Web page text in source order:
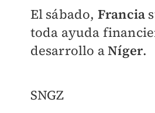
El sábado, Francia
toda ayuda
desarrollo aNíger.
SNGZ